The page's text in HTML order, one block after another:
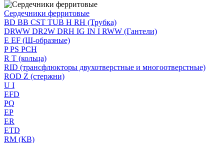
Сердечники ферритовые
BD BB CST TUB H RH (Трубка)
DRWW DR2W DRH IG IN I RWW (Гантели)
E EF (Ш-образные)
P PS PCH
R T (кольца)
RID (трансфлюкторы двухотверстные и многоотверстные)
ROD Z (стержни)
U I
EFD
PQ
EP
ER
ETD
RM (КВ)